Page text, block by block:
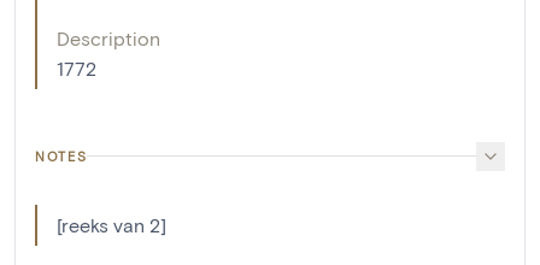
Description
1772
NOTES
[reeks van 2]